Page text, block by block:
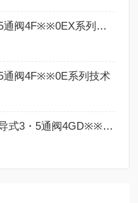
日本CKD喜开理先导式防爆型5通阀4F※※0EX系列的特点
通阀4F※※0E系列技术
日本CKD喜开理本安防爆型先导式3・5通阀4GD※※0EX・4GE※※0EX系特点